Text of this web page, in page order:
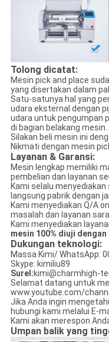
Tolong dicatat:
Mesin pick and place
yang disertakan dalam
Satu-satunya hal yang
udara eksternal dengan
udara untuk pengumpan
di bagian belakang mesin.
Silakan beli mesin ini
Nikmati dengan mesin
Layanan & Garansi:
Mesin lengkap memiliki
pembelian dan layanan
Kami selalu
langsung pabrik dengan
Kami menyediakan Q/A
masalah dan layanan
Kami menyediakan
mesin 100% diuji
Dukungan teknologi:
Massa Kimi/ WhatsApp:
Skype: kimiliu89
Surel:kimi@charmhigh-
Selamat datang untuk
www.youtube.com/
Jika Anda ingin
hubungi kami melalui E-
Kami akan merespon
Umpan balik yang